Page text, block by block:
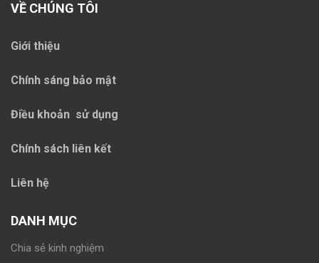
VỀ CHÚNG TÔI
Giới thiệu
Chính sáng bảo mật
Điều khoản sử dụng
Chính sách liên kết
Liên hệ
DANH MỤC
Chia sẻ kinh nghiệm